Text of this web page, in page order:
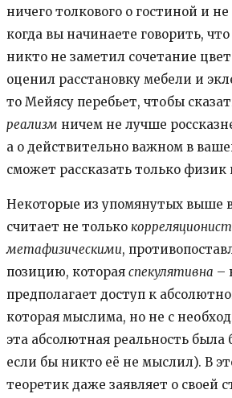
ничего толкового о гостиной и
когда вы начинаете говорить,
никто не заметил сочетание
оценил расстановку мебели и
то Мейясу перебьет, чтобы
реализм ничем не лучше
а о действительно важном в
сможет рассказать только
Некоторые из упомянутых выше
считает не только
метафизическими,
позицию, которая спекулятивна –
предполагает доступ к
которая мыслима, но не с
эта абсолютная реальность была
если бы никто её не мыслил). В
теоретик даже заявляет о своей